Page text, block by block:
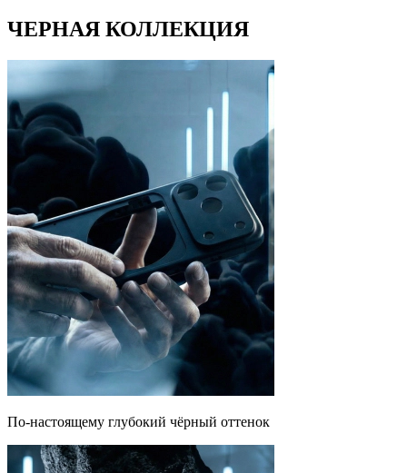
ЧЕРНАЯ КОЛЛЕКЦИЯ
По-настоящему глубокий чёрный оттенок